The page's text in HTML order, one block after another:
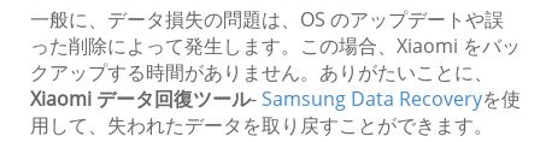
一般に、データ損失の問題は、OS のアップデートや誤
った削除によって発生します。この場合、Xiaomi をバッ
クアップする時間がありません。ありがたいことに、
Xiaomi データ回復ツール-Samsung Data Recoveryを使
用して、失われたデータを取り戻すことができます。